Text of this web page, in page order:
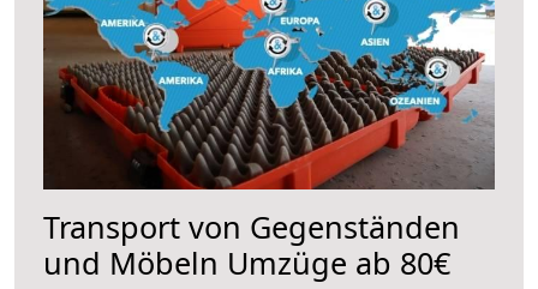
Transport von Gegenständen
und Möbeln Umzüge ab 80€